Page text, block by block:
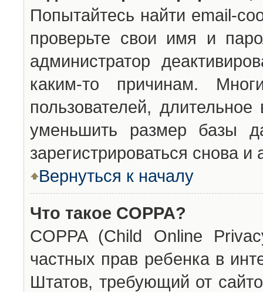
Попытайтесь найти email-
проверьте свои имя и
администратор
каким-то причинам.
пользователей,
уменьшить размер базы
зарегистрироваться снова и
Вернуться к началу
Что такое COPPA?
COPPA (Child Online
частных прав ребенка в
Штатов, требующий от